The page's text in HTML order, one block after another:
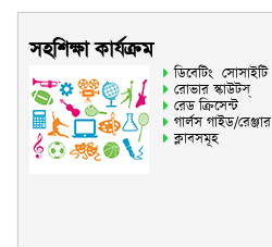
সহশিক্ষা কার্যক্রম
ডিবেটিং সোসাইটি
রোভার স্কাউটস্
রেড ক্রিসেন্ট
গার্লস গাইড/রেঞ্জার
ক্লাবসমূহ